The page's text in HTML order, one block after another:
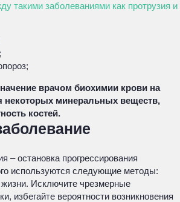
такими заболеваниями как протрузия и
врачом биохимии крови на
некоторых минеральных веществ,
костей.
– остановка прогрессирования
используются следующие методы:
Исключите чрезмерные
избегайте вероятности возникновения